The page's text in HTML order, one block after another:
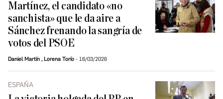
Martínez, el candidato «no
sanchista» que le da aire a
Sánchez frenando la sangría de
votos del PSOE
Daniel Martín , Lorena Torío 16/03/2026
ESPAÑA